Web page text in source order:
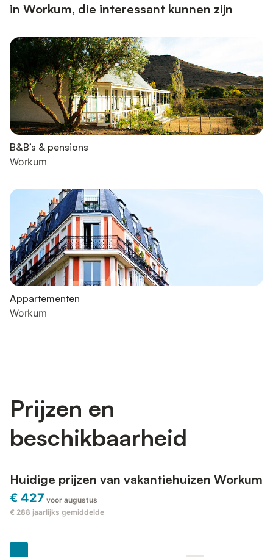
in Workum, die interessant kunnen zijn
B&B’s & pensions
Workum
Appartementen
Workum
Prijzen en
beschikbaarheid
Huidige prijzen van vakantiehuizen Workum
€ 427 voor augustus
€ 288 jaarlijks gemiddelde